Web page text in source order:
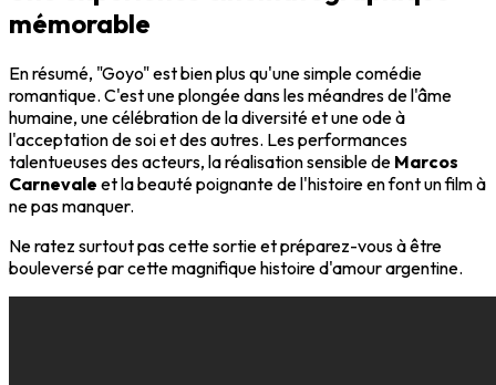
mémorable
En résumé, "Goyo" est bien plus qu'une simple comédie
romantique. C'est une plongée dans les méandres de l'âme
humaine, une célébration de la diversité et une ode à
l'acceptation de soi et des autres. Les performances
talentueuses des acteurs, la réalisation sensible de Marcos
Carnevale et la beauté poignante de l'histoire en font un film à
ne pas manquer.
Ne ratez surtout pas cette sortie et préparez-vous à être
bouleversé par cette magnifique histoire d'amour argentine.